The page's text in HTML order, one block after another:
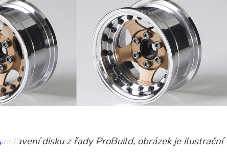
disku z řady ProBuild, obrázek je ilustrační